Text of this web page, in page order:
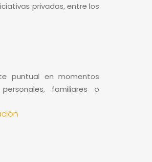
privadas, entre los
puntual en momentos
familiares o